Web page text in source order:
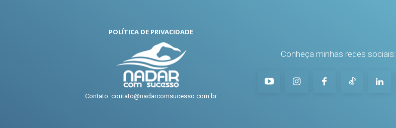
POLÍTICA DE PRIVACIDADE
Contato: contato@nadarcomsucesso.com.br
Conheça minhas redes sociais: